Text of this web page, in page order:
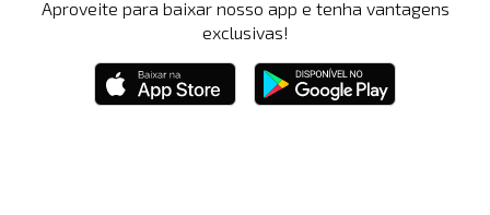
Aproveite para baixar nosso app e tenha vantagens
exclusivas!